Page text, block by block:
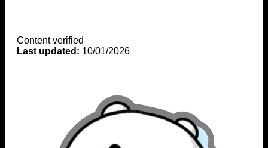
Content verified
Last updated: 10/01/2026